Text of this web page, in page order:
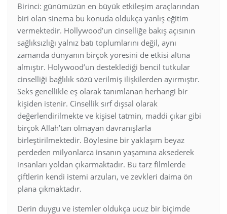
Birinci: günümüzün en büyük etkileşim araçlarından
biri olan sinema bu konuda oldukça yanlış eğitim
vermektedir. Hollywood’un cinselliğe bakış açısının
sağlıksızlığı yalnız batı toplumlarını değil, aynı
zamanda dünyanın birçok yöresini de etkisi altına
almıştır. Holywood’un desteklediği bencil tutkular
cinselliği bağlılık sözü verilmiş ilişkilerden ayırmıştır.
Seks genellikle eş olarak tanımlanan herhangi bir
kişiden istenir. Cinsellik sırf dışsal olarak
değerlendirilmekte ve kişisel tatmin, maddi çıkar gibi
birçok Allah’tan olmayan davranışlarla
birleştirilmektedir. Böylesine bir yaklaşım beyaz
perdeden milyonlarca insanın yaşamına aksederek
insanları yoldan çıkarmaktadır. Bu tarz filmlerde
çiftlerin kendi istemi arzuları, ve zevkleri daima ön
plana çıkmaktadır.
Derin duygu ve istemler oldukça ucuz bir biçimde